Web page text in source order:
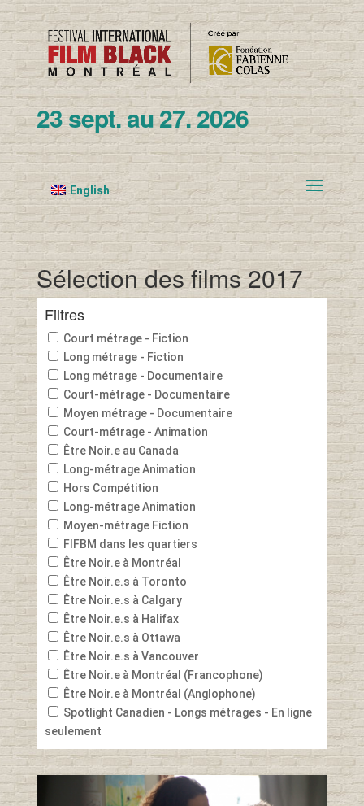
23 sept. au 27. 2026
English
Sélection des films 2017
Filtres
Court métrage - Fiction
Long métrage - Fiction
Long métrage - Documentaire
Court-métrage - Documentaire
Moyen métrage - Documentaire
Court-métrage - Animation
Être Noir.e au Canada
Long-métrage Animation
Hors Compétition
Long-métrage Animation
Moyen-métrage Fiction
FIFBM dans les quartiers
Être Noir.e à Montréal
Être Noir.e.s à Toronto
Être Noir.e.s à Calgary
Être Noir.e.s à Halifax
Être Noir.e.s à Ottawa
Être Noir.e.s à Vancouver
Être Noir.e à Montréal (Francophone)
Être Noir.e à Montréal (Anglophone)
Spotlight Canadien - Longs métrages - En ligne
seulement